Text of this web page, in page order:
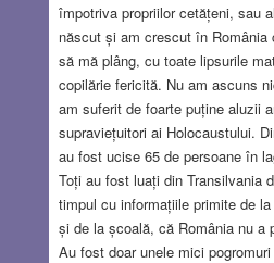
împotriva propriilor cetățeni, sau
născut și am crescut în
să mă plâng, cu toate lipsurile
copilărie fericită. Nu am ascuns
am suferit de foarte puține aluzii
supraviețuitori ai Holocaustului.
au fost ucise 65 de persoane în
Toți au fost luați din Transilvania
timpul cu informațiile primite de
și de la școală, că România nu a
Au fost doar unele mici